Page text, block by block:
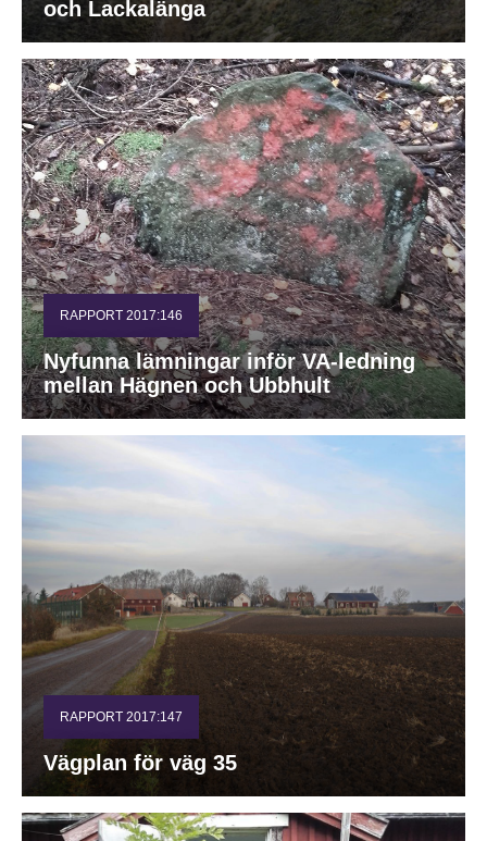
och Lackalänga
RAPPORT 2017:146
Nyfunna lämningar inför VA-ledning
mellan Hägnen och Ubbhult
RAPPORT 2017:147
Vägplan för väg 35